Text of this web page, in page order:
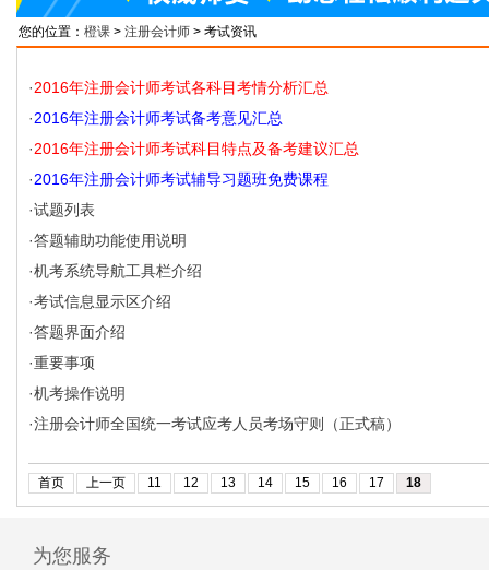
您的位置： 橙课 > 注册会计师 > 考试资讯
·2016年注册会计师考试各科目考情分析汇总
·2016年注册会计师考试备考意见汇总
·2016年注册会计师考试科目特点及备考建议汇总
·2016年注册会计师考试辅导习题班免费课程
·试题列表
·答题辅助功能使用说明
·机考系统导航工具栏介绍
·考试信息显示区介绍
·答题界面介绍
·重要事项
·机考操作说明
·注册会计师全国统一考试应考人员考场守则（正式稿）
首页 上一页 11 12 13 14 15 16 17 18
为您服务